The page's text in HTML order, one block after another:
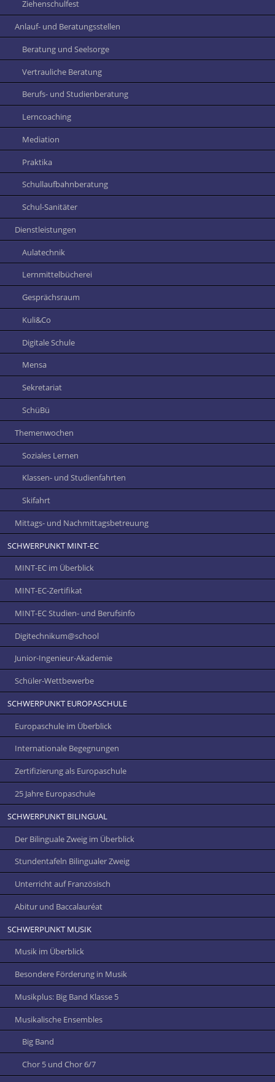
Ziehenschulfest
Anlauf- und Beratungsstellen
Beratung und Seelsorge
Vertrauliche Beratung
Berufs- und Studienberatung
Lerncoaching
Mediation
Praktika
Schullaufbahnberatung
Schul-Sanitäter
Dienstleistungen
Aulatechnik
Lernmittelbücherei
Gesprächsraum
Kuli&Co
Digitale Schule
Mensa
Sekretariat
SchüBü
Themenwochen
Soziales Lernen
Klassen- und Studienfahrten
Skifahrt
Mittags- und Nachmittagsbetreuung
SCHWERPUNKT MINT-EC
MINT-EC im Überblick
MINT-EC-Zertifikat
MINT-EC Studien- und Berufsinfo
Digitechnikum­@school
Junior-Ingenieur-Akademie
Schüler-Wettbewerbe
SCHWERPUNKT EUROPASCHULE
Europaschule im Überblick
Internationale Begegnungen
Zertifizierung als Europaschule
25 Jahre Europaschule
SCHWERPUNKT BILINGUAL
Der Bilinguale Zweig im Überblick
Stundentafeln Bilingualer Zweig
Unterricht auf Französisch
Abitur und Baccalauréat
SCHWERPUNKT MUSIK
Musik im Überblick
Besondere Förderung in Musik
Musikplus: Big Band Klasse 5
Musikalische Ensembles
Big Band
Chor 5 und Chor 6/7